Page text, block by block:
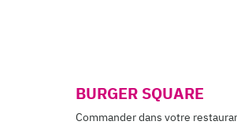
BURGER SQUARE
Commander dans votre